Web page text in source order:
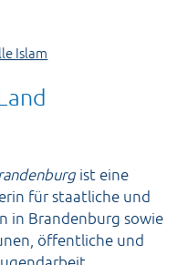
Islam
ist eine
für staatliche und
in Brandenburg sowie
öffentliche und